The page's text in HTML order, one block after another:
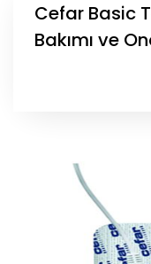
Cefar Basic
Bakımı ve